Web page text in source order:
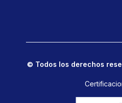
© Todos los derechos